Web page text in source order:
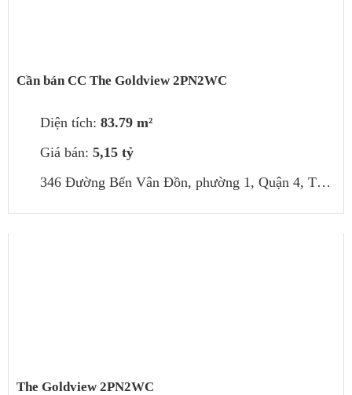
Cần bán CC The Goldview 2PN2WC
Diện tích: 83.79 m²
Giá bán: 5,15 tỷ
346 Đường Bến Vân Đồn, phường 1, Quận 4, Thành phố Hồ Chí Minh, Việt Nam
The Goldview 2PN2WC